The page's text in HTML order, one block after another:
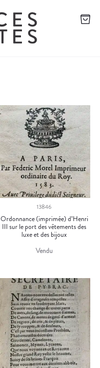
13846
Ordonnance (imprimée) d’Henri
III sur le port des vêtements des
luxe et des bijoux
Vendu